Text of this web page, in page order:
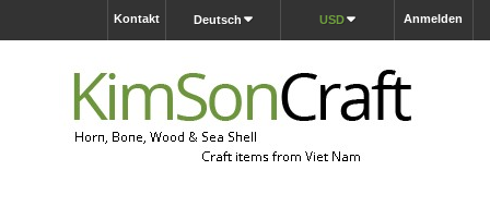
Anmelden
USD
Deutsch
Kontakt